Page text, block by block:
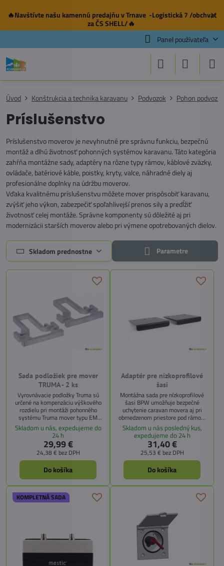
✕
🔥Navštívte našu kamennú predajňuv Trnave -Logistická 7 /obchvat
za ČS SHELL/🔥
Panel používateľa
Úvod Konštrukcia a technika karavanu Podvozok Pohon
Príslušenstvo
Príslušenstvo moverov je nevyhnutné pre správnu funkciu, bezpečnú
montáž a dlhú životnosť pohonných systémov karavanu. Táto kategória
zahŕňa montážne sady, adaptéry na rôzne typy rámov, káblové zväzky,
ovládače, batériové káble, poistky, kryty, valce, náhradné diely aj
profesionálne doplnky na údržbu moverov.
Vďaka kvalitnému príslušenstvu môžete mover prispôsobiť karavanu,
zvýšiť jeho výkon, zabezpečiť spoľahlivejší prenos sily a predĺžiť
životnosť celej montáže. Správne komponenty sú dôležité aj pri
modernizácii starších moverov alebo pri výmene opotrebovaných dielov.
Skladom prednostne Parametre
Sada podložiek pre mover
TRUMA - 2 ks
Vyrovnávacie podložky Truma sú
určené na kompenzáciu výškového
rozdielu pri montáži pohonného
systému Truma mover typu EM
alebo TM. Umožňujú vyrovnanie
výšky až do 45 mm pomocou
maximálne 3 sady podložiek.
Ideálne riešenie pre presnú a
bezpečnú inštaláciu.
Skladom u nás, expedujeme do
24 h
29,99 €
24,38 € bez DPH
Do košíka
Adaptér pre nízkoprofilové
šasi
Montážna sada pre nízkoprofilové
šasi BPW umožňuje bezpečné
uchytenie caravan movera aj pri
obmedzenom priestore pod rámom
karavanu. Obsahuje dva robustné
adaptéry a montážne skrutky.
Skladom u nás posledný kus,
expedujeme do 24 h
31,40 €
25,53 € bez DPH
Do košíka
KOMPLETNÁ SADA